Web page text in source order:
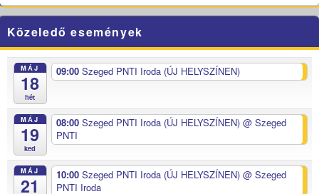
Közeledő események
MÁJ
18
hét
09:00 Szeged PNTI Iroda (ÚJ HELYSZÍNEN)
MÁJ
19
ked
08:00 Szeged PNTI Iroda (ÚJ HELYSZÍNEN) @ Szeged
PNTI
MÁJ
21
10:00 Szeged PNTI Iroda (ÚJ HELYSZÍNEN) @ Szeged
PNTI Iroda